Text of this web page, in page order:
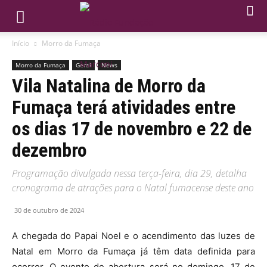
Início Morro da Fumaça
Morro da Fumaça Geral News
Vila Natalina de Morro da
Fumaça terá atividades entre
os dias 17 de novembro e 22 de
dezembro
Programação divulgada nessa terça-feira, dia 29, detalha
cronograma de atrações para o Natal fumacense deste ano
30 de outubro de 2024
A chegada do Papai Noel e o acendimento das luzes de
Natal em Morro da Fumaça já têm data definida para